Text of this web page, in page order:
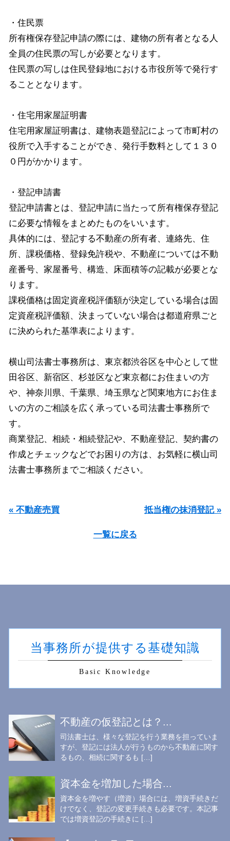
・住民票
所有権保存登記申請の際には、建物の所有者となる人
全員の住民票の写しが必要となります。
住民票の写しは住民登録地における市役所等で発行す
ることとなります。
・住宅用家屋証明書
住宅用家屋証明書は、建物表題登記によって市町村の
役所で入手することができ、発行手数料として１３０
０円がかかります。
・登記申請書
登記申請書とは、登記申請に当たって所有権保存登記
に必要な情報をまとめたものをいいます。
具体的には、登記する不動産の所有者、連絡先、住
所、課税価格、登録免許税や、不動産については不動
産番号、家屋番号、構造、床面積等の記載が必要とな
ります。
課税価格は固定資産税評価額が決定している場合は固
定資産税評価額、決まっていない場合は都道府県ごと
に決められた基準表によります。
横山司法書士事務所は、東京都渋谷区を中心として世
田谷区、新宿区、杉並区など東京都にお住まいの方
や、神奈川県、千葉県、埼玉県など関東地方にお住ま
いの方のご相談を広く承っている司法書士事務所で
す。
商業登記、相続・相続登記や、不動産登記、契約書の
作成とチェックなどでお困りの方は、お気軽に横山司
法書士事務所までご相談ください。
« 不動産売買 抵当権の抹消登記 »
一覧に戻る
当事務所が提供する基礎知識
Basic Knowledge
不動産の仮登記とは？...
司法書士は、様々な登記を行う業務を担っていま
すが、登記には法人が行うものから不動産に関す
るもの、相続に関するも […]
資本金を増加した場合...
資本金を増やす（増資）場合には、増資手続きだ
けでなく、登記の変更手続きも必要です。本記事
では増資登記の手続きに […]